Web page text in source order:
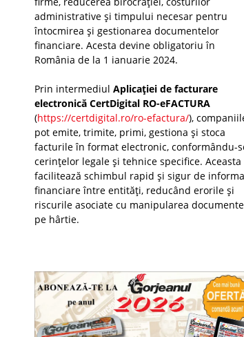
administrative și timpului necesar pentru
întocmirea și gestionarea documentelor
financiare. Acesta devine obligatoriu în
România de la 1 ianuarie 2024.
Prin intermediul Aplicației de facturare
electronică CertDigital RO-eFACTURA
(https://certdigital.ro/ro-efactura/),
pot emite, trimite, primi, gestiona și stoca
facturile în format electronic, conformându-
cerințelor legale și tehnice specifice. Aceasta
facilitează schimbul rapid și sigur de
financiare între entități, reducând erorile și
riscurile asociate cu manipularea
pe hârtie.